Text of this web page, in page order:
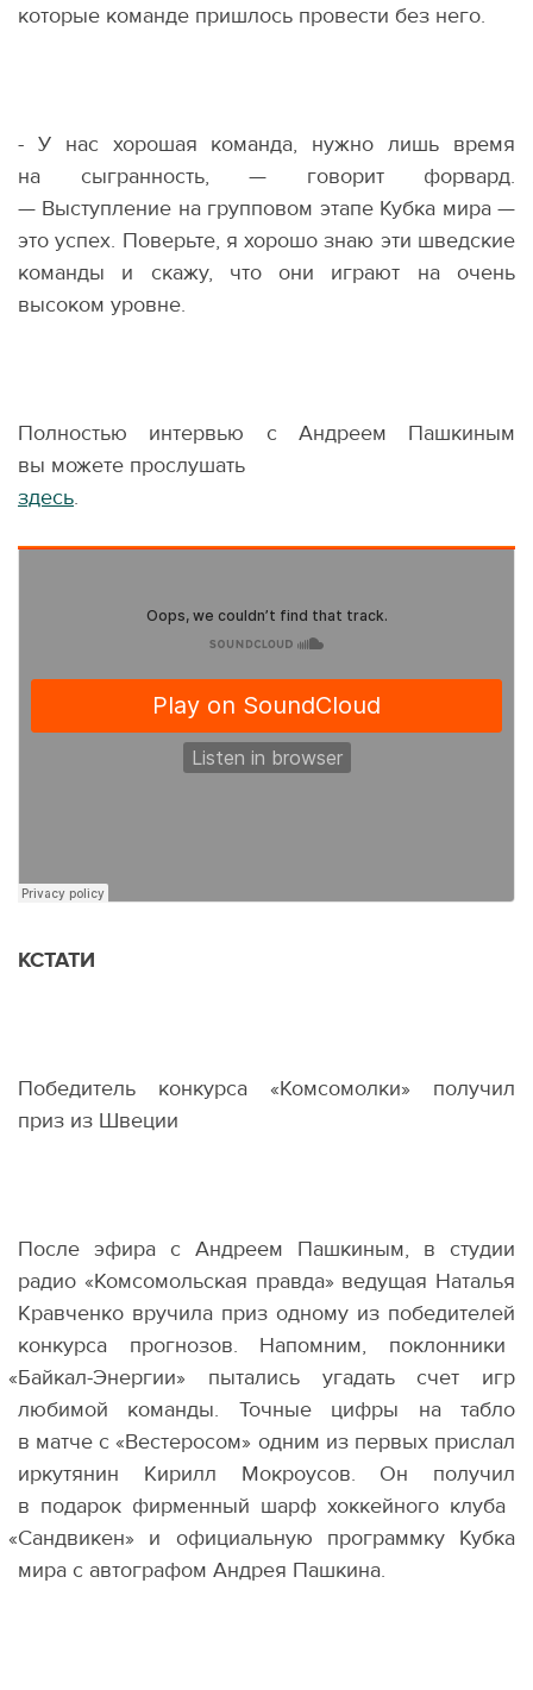
которые команде пришлось провести без него.
- У нас хорошая команда, нужно лишь время
на сыгранность, — говорит форвард.
— Выступление на групповом этапе Кубка мира —
это успех. Поверьте, я хорошо знаю эти шведские
команды и скажу, что они играют на очень
высоком уровне.
Полностью интервью с Андреем Пашкиным
вы можете прослушать
здесь.
КСТАТИ
Победитель конкурса «Комсомолки» получил
приз из Швеции
После эфира с Андреем Пашкиным, в студии
радио «Комсомольская правда» ведущая Наталья
Кравченко вручила приз одному из победителей
конкурса прогнозов. Напомним, поклонники
«Байкал-Энергии» пытались угадать счет игр
любимой команды. Точные цифры на табло
в матче с «Вестеросом» одним из первых прислал
иркутянин Кирилл Мокроусов. Он получил
в подарок фирменный шарф хоккейного клуба
«Сандвикен» и официальную программку Кубка
мира с автографом Андрея Пашкина.